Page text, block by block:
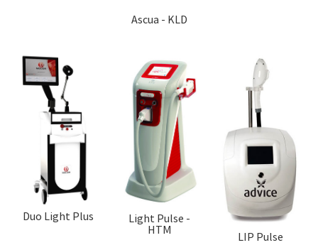
Ascua - KLD
Duo Light Plus
Light Pulse -
HTM
LIP Pulse